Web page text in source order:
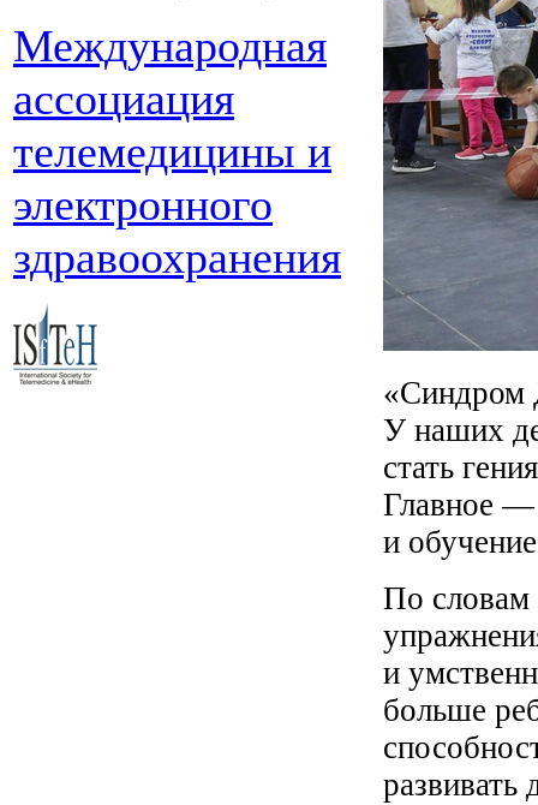
Международная
ассоциация
телемедицины и
электронного
здравоохранения
«Синдром
У наших
стать
Главное
и
По
и
больше
развивать